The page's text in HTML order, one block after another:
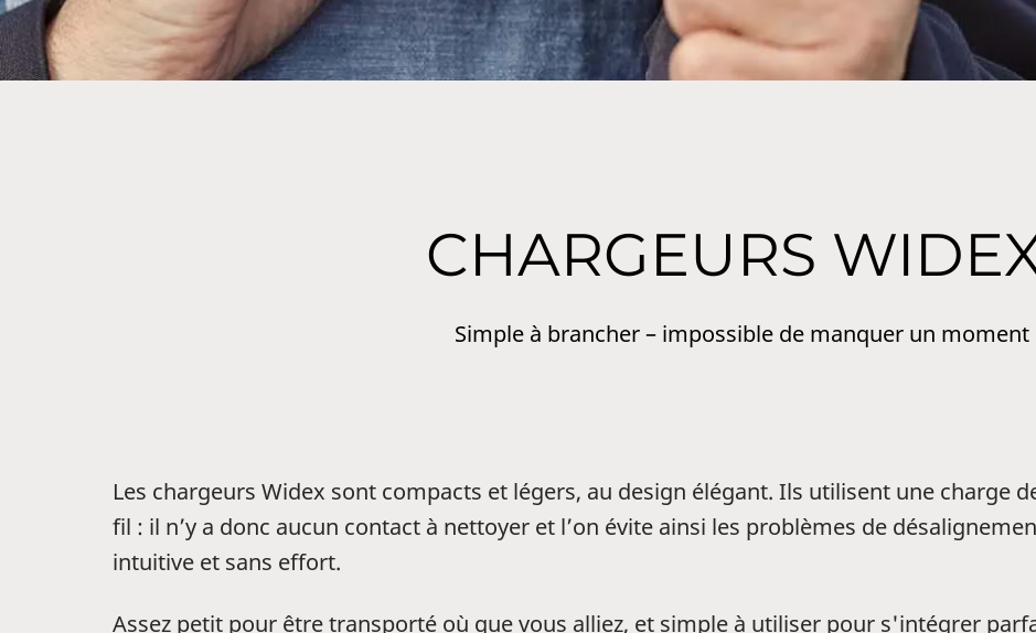
CHARGEURS
Simple à brancher – impossible de manquer un moment
Les chargeurs Widex sont compacts et légers, au design élégant. Ils utilisent une charge
fil : il n’y a donc aucun contact à nettoyer et l’on évite ainsi les problèmes de
intuitive et sans effort.
Assez petit pour être transporté où que vous alliez, et simple à utiliser pour s'intégrer